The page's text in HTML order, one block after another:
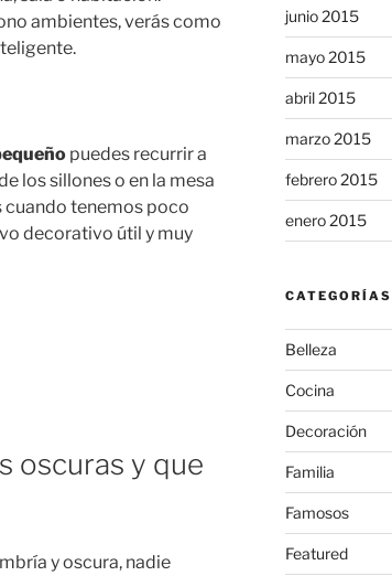
ambientes, verás como
puedes recurrir a
los sillones o en la mesa
cuando tenemos poco
decorativo útil y muy
oscuras y que
y oscura, nadie
junio 2015
mayo 2015
abril 2015
marzo 2015
febrero 2015
enero 2015
CATEGORÍAS
Belleza
Cocina
Decoración
Familia
Famosos
Featured